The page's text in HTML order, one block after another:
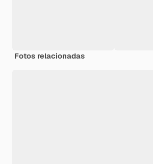
Fotos relacionadas